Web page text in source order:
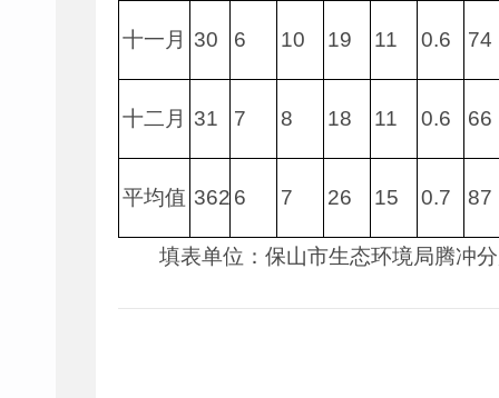
十一月 30 6 10 19 11 0.6 74
十二月 31 7 8 18 11 0.6 66
平均值 362 6 7 26 15 0.7 87
填表单位：保山市生态环境局腾冲